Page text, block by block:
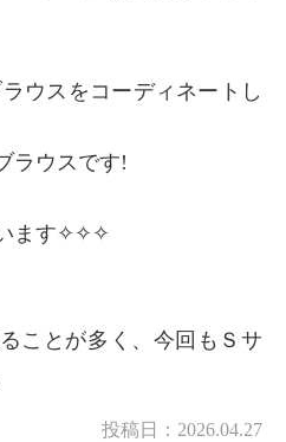
ウスをコーディネートし
ラウスです!
ます✧✧✧
ことが多く、今回もＳサ
投稿日： 2026.04.27